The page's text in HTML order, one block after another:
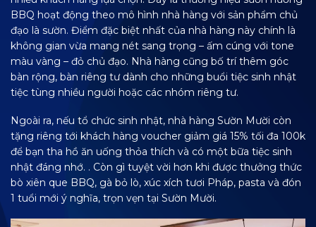
BBQ hoạt động theo mô hình nhà hàng với sản phẩm chủ
đạo là sườn. Điểm đặc biệt nhất của nhà hàng này chính là
không gian vừa mang nét sang trọng – ấm cúng với tone
màu vàng – đỏ chủ đạo. Nhà hàng cũng bố trí thêm góc
bàn rộng, bàn riêng tư dành cho những buổi tiệc sinh nhật
tiệc tùng nhiều người hoặc các nhóm riêng tư.
Ngoài ra, nếu tổ chức sinh nhật, nhà hàng Sườn Mười còn
tặng riêng tới khách hàng voucher giảm giá 15% tối đa 100k
để bạn tha hồ ăn uống thỏa thích và có một bữa tiệc sinh
nhật đáng nhớ. . Còn gì tuyệt vời hơn khi được thưởng thức
bò xiên que BBQ, gà bỏ lò, xúc xích tươi Pháp, pasta và đón
1 tuổi mới ý nghĩa, trọn vẹn tại Sườn Mười.